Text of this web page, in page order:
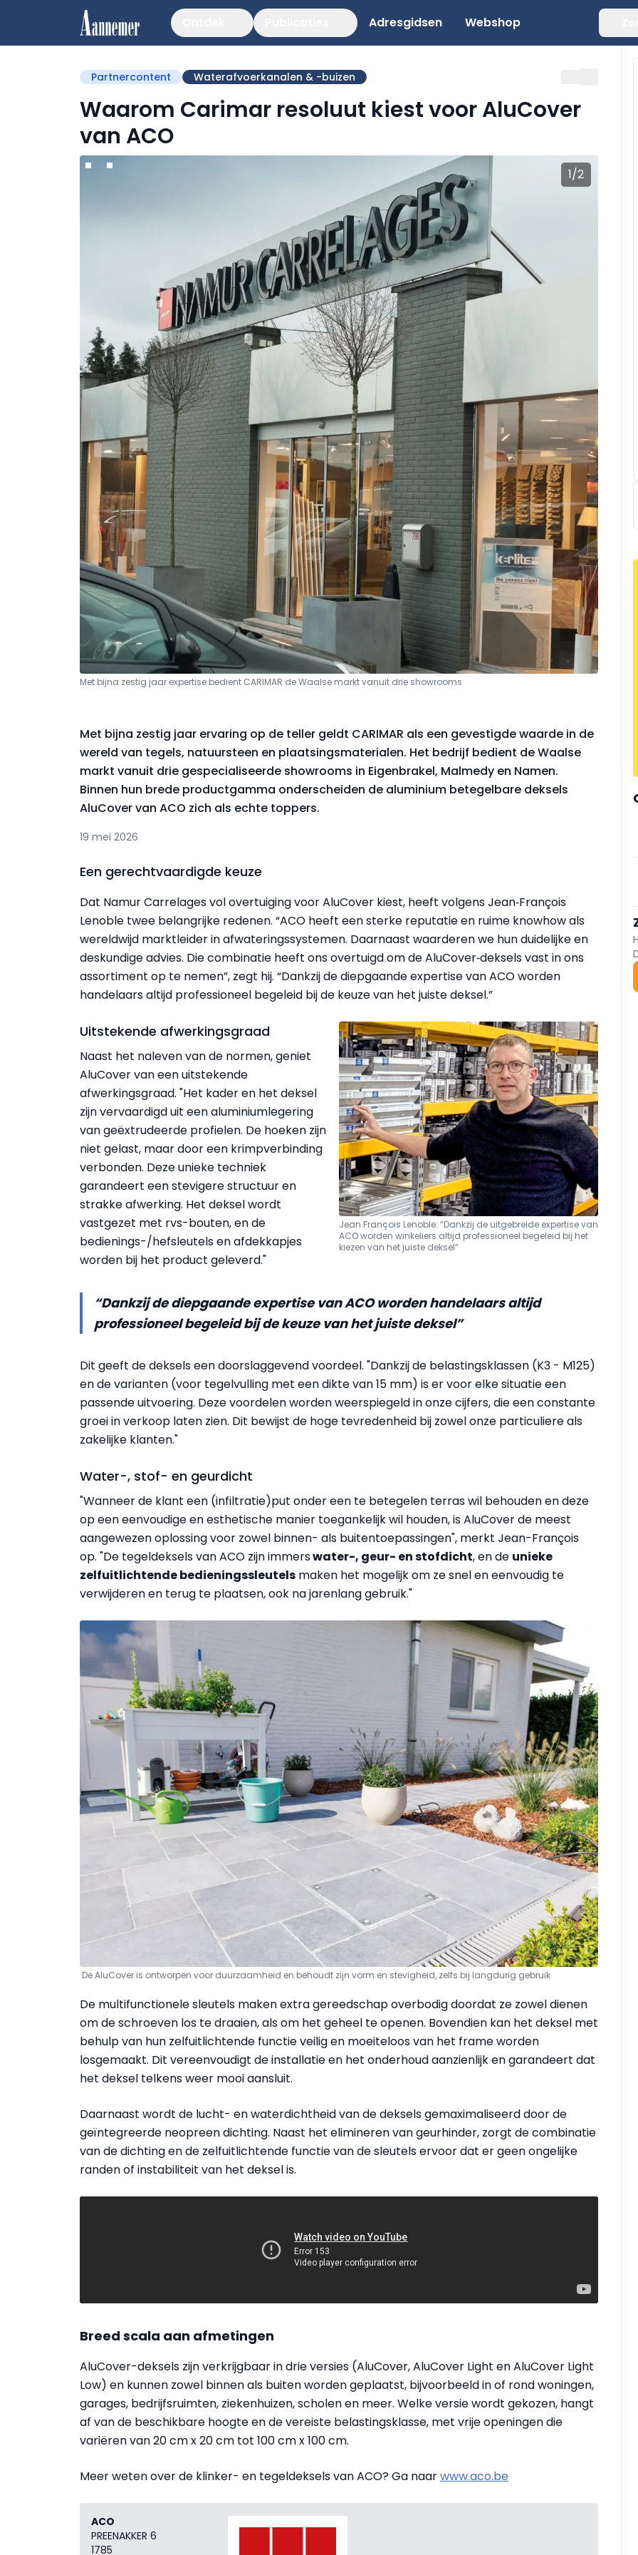
Adresgidsen Webshop
Partnercontent Waterafvoerkanalen & -buizen
Waarom Carimar resoluut kiest voor AluCover
van ACO
Met bijna zestig jaar expertise bedient CARIMAR de Waalse markt vanuit drie showrooms
1/2
Met bijna zestig jaar ervaring op de teller geldt CARIMAR als een gevestigde waarde in de
wereld van tegels, natuursteen en plaatsingsmaterialen. Het bedrijf bedient de Waalse
markt vanuit drie gespecialiseerde showrooms in Eigenbrakel, Malmedy en Namen.
Binnen hun brede productgamma onderscheiden de aluminium betegelbare deksels
AluCover van ACO zich als echte toppers.
19 mei 2026
Een gerechtvaardigde keuze
Dat Namur Carrelages vol overtuiging voor AluCover kiest, heeft volgens Jean‑François
Lenoble twee belangrijke redenen. “ACO heeft een sterke reputatie en ruime knowhow als
wereldwijd marktleider in afwateringssystemen. Daarnaast waarderen we hun duidelijke en
deskundige advies. Die combinatie heeft ons overtuigd om de AluCover‑deksels vast in ons
assortiment op te nemen”, zegt hij. “Dankzij de diepgaande expertise van ACO worden
handelaars altijd professioneel begeleid bij de keuze van het juiste deksel.”
Jean François Lenoble: “Dankzij de uitgebreide expertise van
ACO worden winkeliers altijd professioneel begeleid bij het
kiezen van het juiste deksel”
Uitstekende afwerkingsgraad
Naast het naleven van de normen, geniet
AluCover van een uitstekende
afwerkingsgraad. "Het kader en het deksel
zijn vervaardigd uit een aluminiumlegering
van geëxtrudeerde profielen. De hoeken zijn
niet gelast, maar door een krimpverbinding
verbonden. Deze unieke techniek
garandeert een stevigere structuur en
strakke afwerking. Het deksel wordt
vastgezet met rvs-bouten, en de
bedienings-/hefsleutels en afdekkapjes
worden bij het product geleverd."
“Dankzij de diepgaande expertise van ACO worden handelaars altijd
professioneel begeleid bij de keuze van het juiste deksel”
Dit geeft de deksels een doorslaggevend voordeel. "Dankzij de belastingsklassen (K3 - M125)
en de varianten (voor tegelvulling met een dikte van 15 mm) is er voor elke situatie een
passende uitvoering. Deze voordelen worden weerspiegeld in onze cijfers, die een constante
groei in verkoop laten zien. Dit bewijst de hoge tevredenheid bij zowel onze particuliere als
zakelijke klanten."
Water-, stof- en geurdicht
"Wanneer de klant een (infiltratie)put onder een te betegelen terras wil behouden en deze
op een eenvoudige en esthetische manier toegankelijk wil houden, is AluCover de meest
aangewezen oplossing voor zowel binnen- als buitentoepassingen", merkt Jean-François
op. "De tegeldeksels van ACO zijn immerswater-, geur- en stofdicht, en de unieke
zelfuitlichtende bedieningssleutels maken het mogelijk om ze snel en eenvoudig te
verwijderen en terug te plaatsen, ook na jarenlang gebruik."
De AluCover is ontworpen voor duurzaamheid en behoudt zijn vorm en stevigheid, zelfs bij langdurig gebruik
De multifunctionele sleutels maken extra gereedschap overbodig doordat ze zowel dienen
om de schroeven los te draaien, als om het geheel te openen. Bovendien kan het deksel met
behulp van hun zelfuitlichtende functie veilig en moeiteloos van het frame worden
losgemaakt. Dit vereenvoudigt de installatie en het onderhoud aanzienlijk en garandeert dat
het deksel telkens weer mooi aansluit.
Daarnaast wordt de lucht- en waterdichtheid van de deksels gemaximaliseerd door de
geïntegreerde neopreen dichting. Naast het elimineren van geurhinder, zorgt de combinatie
van de dichting en de zelfuitlichtende functie van de sleutels ervoor dat er geen ongelijke
randen of instabiliteit van het deksel is.
Breed scala aan afmetingen
AluCover-deksels zijn verkrijgbaar in drie versies (AluCover, AluCover Light en AluCover Light
Low) en kunnen zowel binnen als buiten worden geplaatst, bijvoorbeeld in of rond woningen,
garages, bedrijfsruimten, ziekenhuizen, scholen en meer. Welke versie wordt gekozen, hangt
af van de beschikbare hoogte en de vereiste belastingsklasse, met vrije openingen die
variëren van 20 cm x 20 cm tot 100 cm x 100 cm.
Meer weten over de klinker- en tegeldeksels van ACO? Ga naarwww.aco.be
ACO
PREENAKKER 6
1785